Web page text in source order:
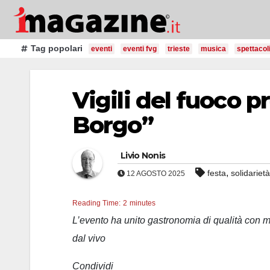
Salta
contenutoTag popolari eventi eventi fvg trieste musica spettacoli
Vigili del fuoco
Borgo”
Livio Nonis
12 AGOSTO 2025 festa, solidarietà
Reading Time: 2 minutes
L’evento ha unito gastronomia di qualità con
dal vivo
Condividi